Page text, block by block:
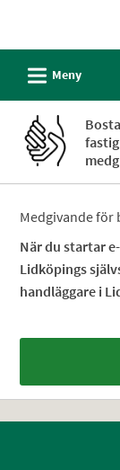
Självservice
Götene
kommun
L Meny
Medgivande för
När du startar
Lidköpings
handläggare i